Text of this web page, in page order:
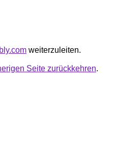
weiterzuleiten.
Seite zurückkehren.